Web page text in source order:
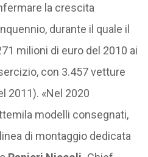
la crescita
durante il quale il
milioni di euro del 2010 ai
con 3.457 vetture
2011). «Nel 2020
modelli consegnati,
di montaggio dedicata